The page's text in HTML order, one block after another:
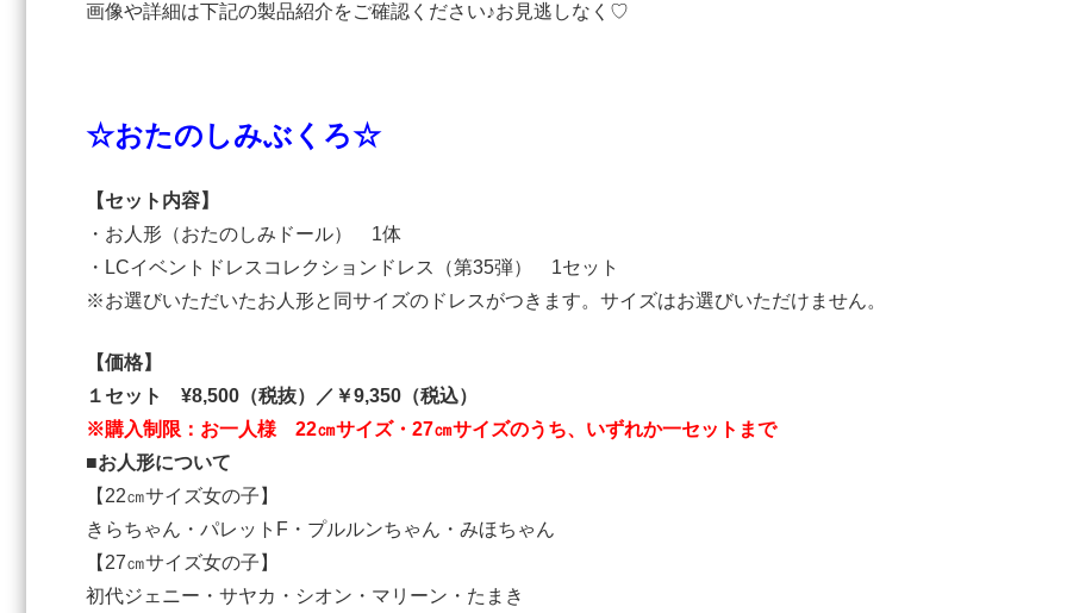
画像や詳細は下記の製品紹介をご確認ください♪お見逃しなく♡
☆おたのしみぶくろ☆
【セット内容】
・お人形（おたのしみドール） 1体
・LCイベントドレスコレクションドレス（第35弾） 1セット
※お選びいただいたお人形と同サイズのドレスがつきます。サイズはお選びいただけません。
【価格】
１セット ¥8,500（税抜）／￥9,350（税込）
※購入制限：お一人様 22㎝サイズ・27㎝サイズのうち、いずれか一セットまで
■お人形について
【22㎝サイズ女の子】
きらちゃん・パレットF・プルルンちゃん・みほちゃん
【27㎝サイズ女の子】
初代ジェニー・サヤカ・シオン・マリーン・たまき